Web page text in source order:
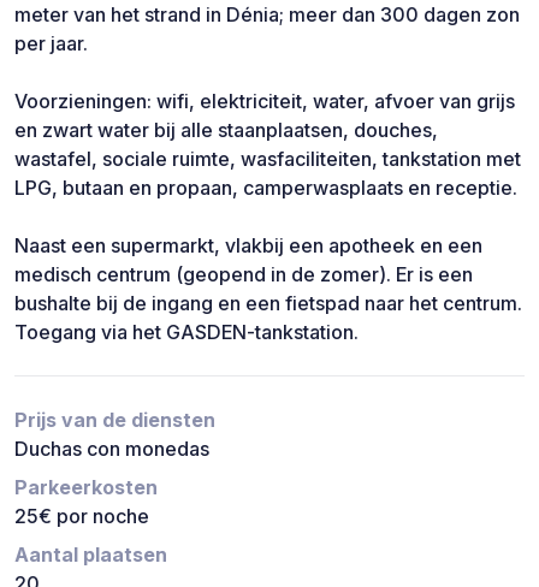
meter van het strand in Dénia; meer dan 300 dagen zon
per jaar.
Voorzieningen: wifi, elektriciteit, water, afvoer van grijs
en zwart water bij alle staanplaatsen, douches,
wastafel, sociale ruimte, wasfaciliteiten, tankstation met
LPG, butaan en propaan, camperwasplaats en receptie.
Naast een supermarkt, vlakbij een apotheek en een
medisch centrum (geopend in de zomer). Er is een
bushalte bij de ingang en een fietspad naar het centrum.
Toegang via het GASDEN-tankstation.
Prijs van de diensten
Duchas con monedas
Parkeerkosten
25€ por noche
Aantal plaatsen